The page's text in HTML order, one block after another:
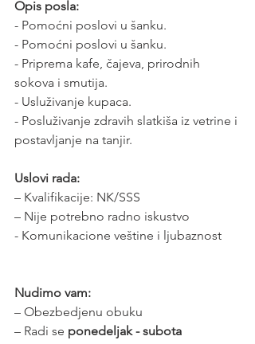
Opis posla:
- Pomoćni poslovi u šanku.
- Pomoćni poslovi u šanku.
- Priprema kafe, čajeva, prirodnih
sokova i smutija.
- Usluživanje kupaca.
- Posluživanje zdravih slatkiša iz vetrine i
postavljanje na tanjir.
Uslovi rada:
– Kvalifikacije: NK/SSS
– Nije potrebno radno iskustvo
- Komunikacione veštine i ljubaznost
Nudimo vam:
– Obezbedjenu obuku
– Radi se ponedeljak - subota